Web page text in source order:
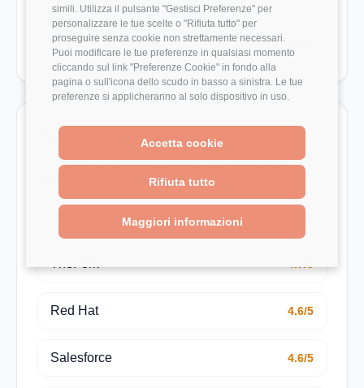
simili. Utilizza il pulsante "Gestisci Preferenze" per
personalizzare le tue scelte o "Rifiuta tutto" per
proseguire senza cookie non strettamente necessari.
Puoi modificare le tue preferenze in qualsiasi momento
cliccando sul link "Preferenze Cookie" in fondo alla
pagina o sull'icona dello scudo in basso a sinistra. Le tue
preferenze si applicheranno al solo dispositivo in uso.
Accetta cookie
Rifiuta tutto
Maggiori informazioni
IT Business Analyst 29.000 €
Aziende da confrontare
Pagine azienda utili per estendere il confronto su
stipendio, rating e recensioni.
Bending Spoons
Red Hat 4.6/5
Salesforce 4.6/5